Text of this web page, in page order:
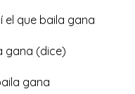
el que baila gana
gana (dice)
gana